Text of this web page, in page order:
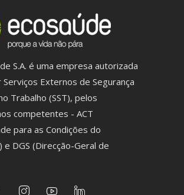
S.A. é uma empresa autorizada
Externos de Segurança
Trabalho (SST), pelos
competentes - ACT
para as Condições do
e DGS (Direcção-Geral de